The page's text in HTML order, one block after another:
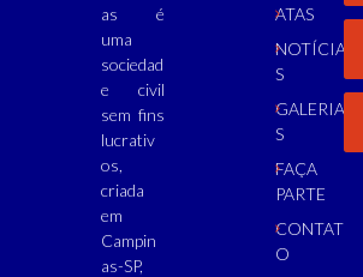
as é
uma
sociedad
e civil
sem fins
lucrativ
os,
criada
em
Campin
as-SP,
ATAS
NOTÍCIA
S
GALERIA
S
FAÇA
PARTE
CONTAT
O